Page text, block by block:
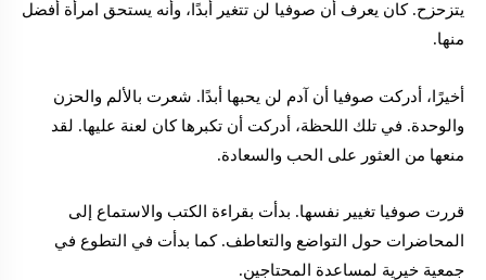
يتزحزح. كان يعرف أن صوفيا لن تتغير أبدًا، وأنه يستحق امرأة أفضل
منها.
أخيرًا، أدركت صوفيا أن آدم لن يحبها أبدًا. شعرت بالألم والحزن
والوحدة. في تلك اللحظة، أدركت أن تكبرها كان لعنة عليها. لقد
منعها من العثور على الحب والسعادة.
قررت صوفيا تغيير نفسها. بدأت بقراءة الكتب والاستماع إلى
المحاضرات حول التواضع والتعاطف. كما بدأت في التطوع في
جمعية خيرية لمساعدة المحتاجين.